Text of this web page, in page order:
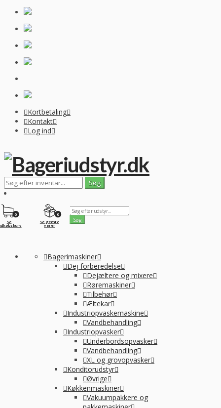
Kortbetaling
Kontakt
Log ind
0
Se gemte
varer
0
Se
Bagerimaskiner
Dej forberedelse
Dejæltere og mixere
Røremaskiner
Tilbehør
Æltekar
Industriopvaskemaskine
Vandbehandling
Industriopvasker
Underbordsopvasker
Vandbehandling
XL og grovopvasker
Konditorudstyr
Øvrige
Køkkenmaskiner
Vakuumpakkere og